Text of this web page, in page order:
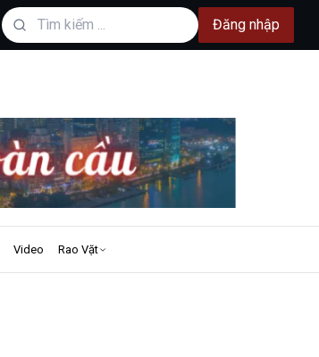
Đăng nhập
Video Rao Vặt